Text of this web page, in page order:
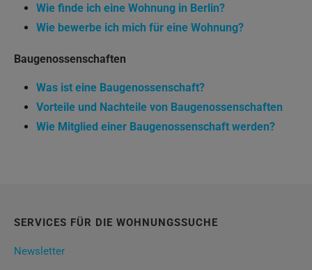
Wie finde ich eine Wohnung in Berlin?
Wie bewerbe ich mich für eine Wohnung?
Baugenossenschaften
Was ist eine Baugenossenschaft?
Vorteile und Nachteile von Baugenossenschaften
Wie Mitglied einer Baugenossenschaft werden?
SERVICES FÜR DIE WOHNUNGSSUCHE
Newsletter